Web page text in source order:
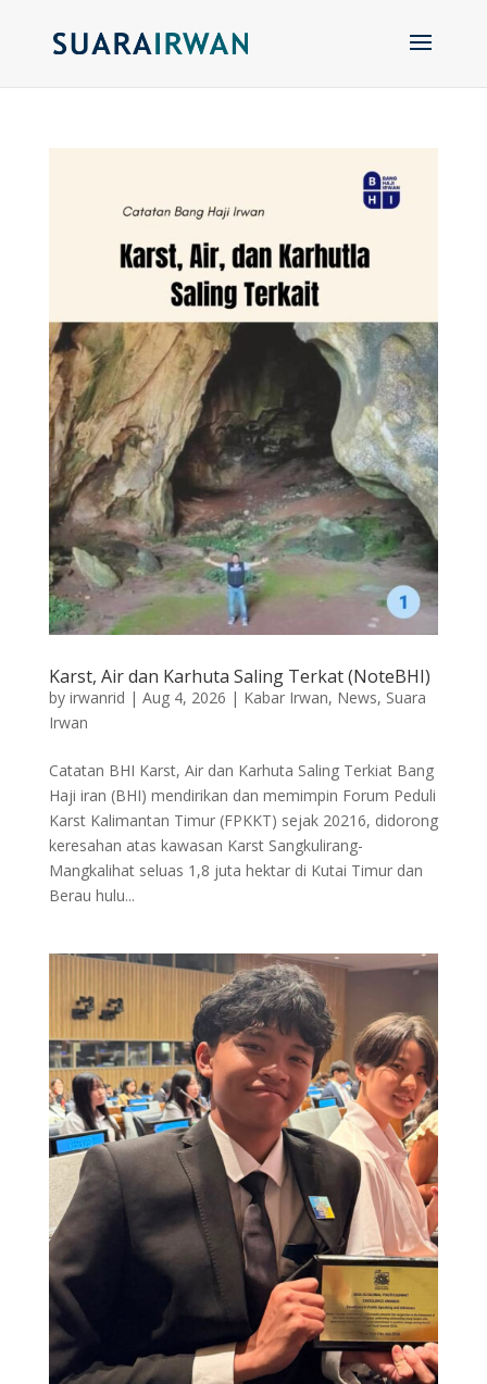
Karst, Air dan Karhuta Saling Terkat (NoteBHI)
by irwanrid | Aug 4, 2026 | Kabar Irwan, News, Suara
Irwan
Catatan BHI Karst, Air dan Karhuta Saling Terkiat Bang
Haji iran (BHI) mendirikan dan memimpin Forum Peduli
Karst Kalimantan Timur (FPKKT) sejak 20216, didorong
keresahan atas kawasan Karst Sangkulirang-
Mangkalihat seluas 1,8 juta hektar di Kutai Timur dan
Berau hulu...